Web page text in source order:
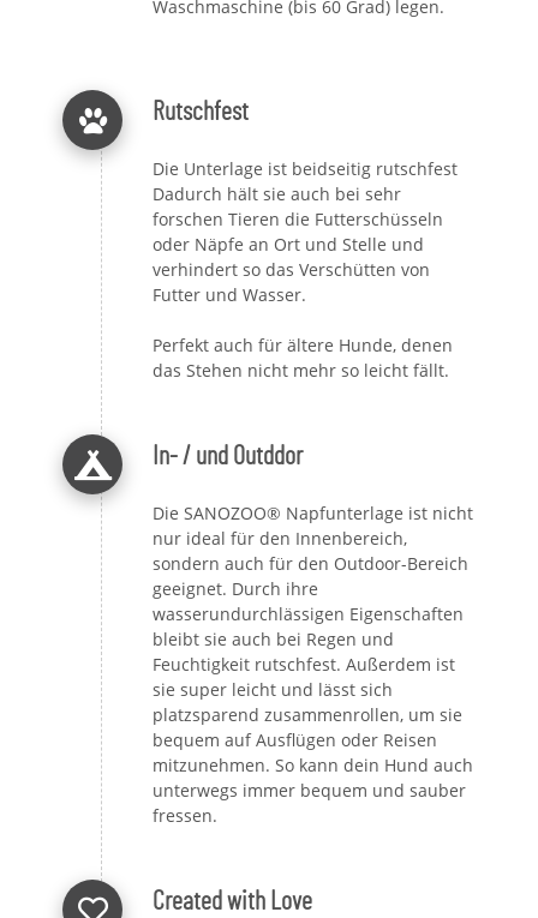
Waschmaschine (bis 60 Grad) legen.
Rutschfest
Die Unterlage ist beidseitig rutschfest
Dadurch hält sie auch bei sehr
forschen Tieren die Futterschüsseln
oder Näpfe an Ort und Stelle und
verhindert so das Verschütten von
Futter und Wasser.
Perfekt auch für ältere Hunde, denen
das Stehen nicht mehr so leicht fällt.
In- / und Outddor
Die SANOZOO® Napfunterlage ist nicht
nur ideal für den Innenbereich,
sondern auch für den Outdoor-Bereich
geeignet. Durch ihre
wasserundurchlässigen Eigenschaften
bleibt sie auch bei Regen und
Feuchtigkeit rutschfest. Außerdem ist
sie super leicht und lässt sich
platzsparend zusammenrollen, um sie
bequem auf Ausflügen oder Reisen
mitzunehmen. So kann dein Hund auch
unterwegs immer bequem und sauber
fressen.
Created with Love